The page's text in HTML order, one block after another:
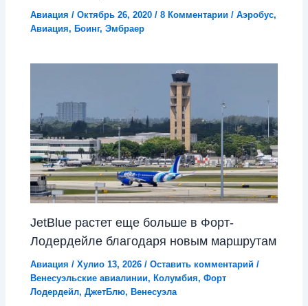
Авиация /Октябрь 26, 2020/8 Комментарии /Аэробус,
Авиация, Боинг,Эмбраер
JetBlue растет еще больше в Форт-
Лодердейле благодаря новым маршрутам
Авиация /Хулио 13, 2026/Оставить комментарий /
Венесуэльские авиалинии, Колумбия,Форт
Лодердейл,ДжетБлю, Венесуэла